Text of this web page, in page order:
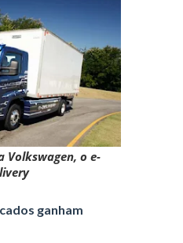
Volkswagen, o e-
ganham